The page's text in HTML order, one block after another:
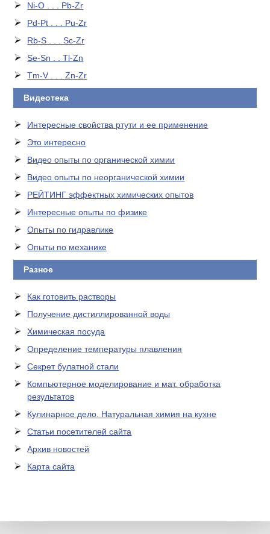
Ni-O . . . Pb-Zr
Pd-Pt . . . Pu-Zr
Rb-S . . . Sc-Zr
Se-Sn . . Tl-Zn
Tm-V . . . Zn-Zr
Видеотека
Интересные свойства ртути и ее применение
Это интересно
Видео опыты по органической химии
Видео опыты по неорганической химии
РЕЙТИНГ эффектных химических опытов
Интересные опыты по физике
Опыты по гидравлике
Опыты по механике
Разное
Как готовить растворы
Получение дистиллированной воды
Химическая посуда
Определение температуры плавления
Секрет булатной стали
Компьютерное моделирование и мат. обработка
результатов
Кулинарное дело. Натуральная химия на кухне
Статьи посетителей сайта
Архив новостей
Карта сайта